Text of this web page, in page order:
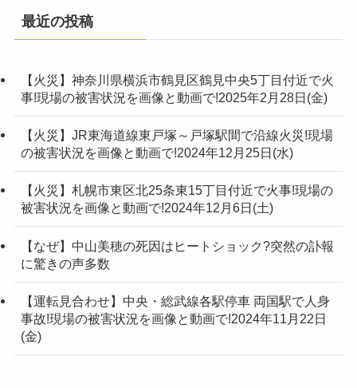
最近の投稿
【火災】神奈川県横浜市鶴見区鶴見中央5丁目付近で火
事!現場の被害状況を画像と動画で!2025年2月28日(金)
【火災】JR東海道線東戸塚～戸塚駅間で沿線火災!現場
の被害状況を画像と動画で!2024年12月25日(水)
【火災】札幌市東区北25条東15丁目付近で火事!現場の
被害状況を画像と動画で!2024年12月6日(土)
【なぜ】中山美穂の死因はヒートショック?突然の訃報
に驚きの声多数
【運転見合わせ】中央・総武線各駅停車 両国駅で人身
事故!現場の被害状況を画像と動画で!2024年11月22日
(金)